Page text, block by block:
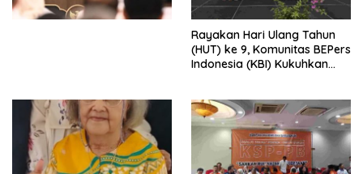
Kesejahteraan Sosial dalam
Rayakan Hari Ulang Tahun
(HUT) ke 9, Komunitas BEPers
Indonesia (KBI) Kukuhkan
Tema: “Penguatan dan
Pengembangan Organisasi
KBI yang Berbasis Riset di
seluruh Indonesia dan
Mancanegara”.